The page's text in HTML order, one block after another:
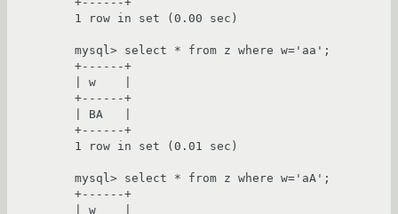
1 row in set (0.00 sec)
mysql> select * from z where w='aa';
+------+
| w    |
+------+
| ВА   |
+------+
1 row in set (0.01 sec)
mysql> select * from z where w='aA';
+------+
| w    |